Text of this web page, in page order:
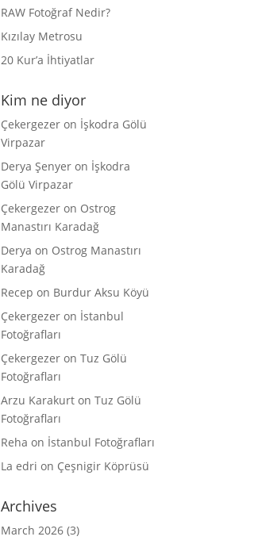
RAW Fotoğraf Nedir?
Kızılay Metrosu
20 Kur’a İhtiyatlar
Kim ne diyor
Çekergezer on İşkodra Gölü
Virpazar
Derya Şenyer on İşkodra
Gölü Virpazar
Çekergezer on Ostrog
Manastırı Karadağ
Derya on Ostrog Manastırı
Karadağ
Recep on Burdur Aksu Köyü
Çekergezer on İstanbul
Fotoğrafları
Çekergezer onTuz Gölü
Fotoğrafları
Arzu Karakurt onTuz Gölü
Fotoğrafları
Reha on İstanbul Fotoğrafları
La edri on Çeşnigir Köprüsü
Archives
March 2026 (3)